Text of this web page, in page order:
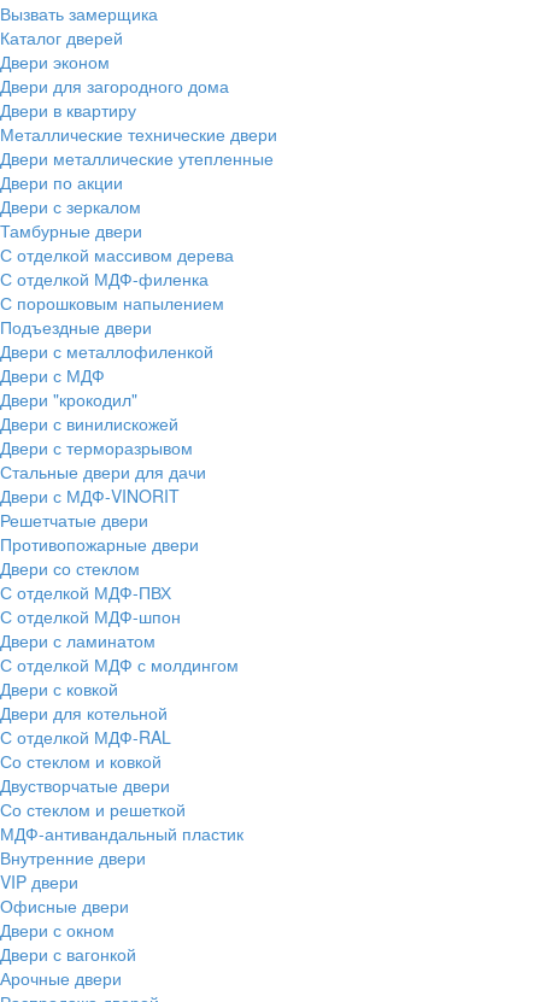
Вызвать замерщика
Каталог дверей
Двери эконом
Двери для загородного дома
Двери в квартиру
Металлические технические двери
Двери металлические утепленные
Двери по акции
Двери с зеркалом
Тамбурные двери
С отделкой массивом дерева
С отделкой МДФ-филенка
С порошковым напылением
Подъездные двери
Двери с металлофиленкой
Двери с МДФ
Двери "крокодил"
Двери с винилискожей
Двери с терморазрывом
Стальные двери для дачи
Двери с МДФ-VINORIT
Решетчатые двери
Противопожарные двери
Двери со стеклом
С отделкой МДФ-ПВХ
С отделкой МДФ-шпон
Двери с ламинатом
С отделкой МДФ с молдингом
Двери с ковкой
Двери для котельной
С отделкой МДФ-RAL
Со стеклом и ковкой
Двустворчатые двери
Со стеклом и решеткой
МДФ-антивандальный пластик
Внутренние двери
VIP двери
Офисные двери
Двери с окном
Двери с вагонкой
Арочные двери